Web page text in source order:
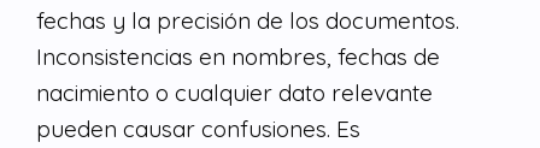
fechas y la precisión de los documentos.
Inconsistencias en nombres, fechas de
nacimiento o cualquier dato relevante
pueden causar confusiones. Es